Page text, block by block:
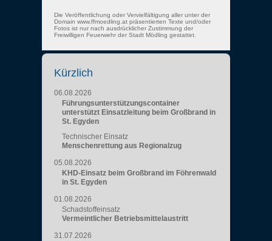
Die Veröffentlichung oder Vervielfältigung aller unter der
Domain www.ffmoedling.at präsentierten Texte und/oder
Fotos ist nur nach ausdrücklicher Zustimmung der
Freiwilligen Feuerwehr der Stadt Mödling gestattet.
Kürzlich
06.08.2026
Führungsunterstützungscontainer
unterstützt Einsatzleitung beim Großbrand in
St. Egyden
Technischer Einsatz
Menschenrettung aus Regionalzug
05.08.2026
KHD-Einsatz beim Großbrand im Föhrenwald
in St. Egyden
01.08.2026
Schadstoffeinsatz
Vermeintlicher Betriebsmittelaustritt
31.07.2026